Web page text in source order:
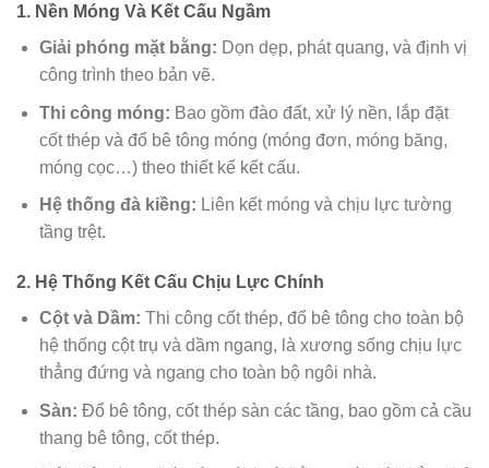
1. Nền Móng Và Kết Cấu Ngầm
Giải phóng mặt bằng: Dọn dẹp, phát quang, và định vị
công trình theo bản vẽ.
Thi công móng: Bao gồm đào đất, xử lý nền, lắp đặt
cốt thép và đổ bê tông móng (móng đơn, móng băng,
móng cọc…) theo thiết kế kết cấu.
Hệ thống đà kiềng: Liên kết móng và chịu lực tường
tầng trệt.
2. Hệ Thống Kết Cấu Chịu Lực Chính
Cột và Dầm: Thi công cốt thép, đổ bê tông cho toàn bộ
hệ thống cột trụ và dầm ngang, là xương sống chịu lực
thẳng đứng và ngang cho toàn bộ ngôi nhà.
Sàn: Đổ bê tông, cốt thép sàn các tầng, bao gồm cả cầu
thang bê tông, cốt thép.